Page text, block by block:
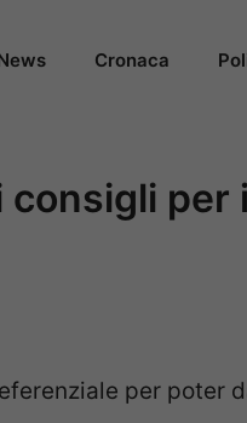
Cronaca
per
per poter